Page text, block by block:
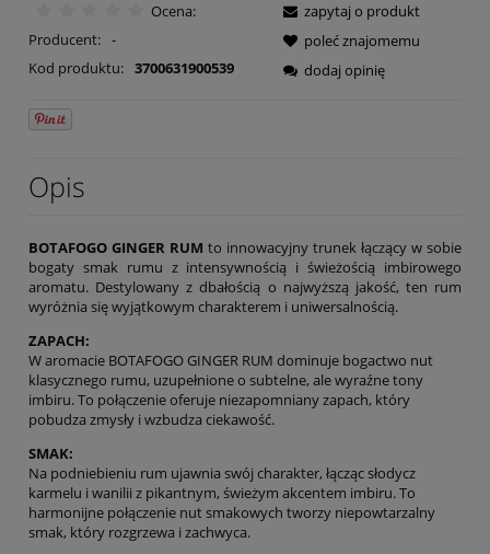
Ocena:
Producent: -
Kod produktu: 3700631900539
zapytaj o produkt
poleć znajomemu
dodaj opinię
Opis
BOTAFOGO GINGER RUM to innowacyjny trunek łączący w sobie
bogaty smak rumu z intensywnością i świeżością imbirowego
aromatu. Destylowany z dbałością o najwyższą jakość, ten rum
wyróżnia się wyjątkowym charakterem i uniwersalnością.
ZAPACH:
W aromacie BOTAFOGO GINGER RUM dominuje bogactwo nut
klasycznego rumu, uzupełnione o subtelne, ale wyraźne tony
imbiru. To połączenie oferuje niezapomniany zapach, który
pobudza zmysły i wzbudza ciekawość.
SMAK:
Na podniebieniu rum ujawnia swój charakter, łącząc słodycz
karmelu i wanilii z pikantnym, świeżym akcentem imbiru. To
harmonijne połączenie nut smakowych tworzy niepowtarzalny
smak, który rozgrzewa i zachwyca.